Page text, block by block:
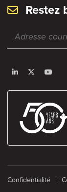
Restez
Confidentialité